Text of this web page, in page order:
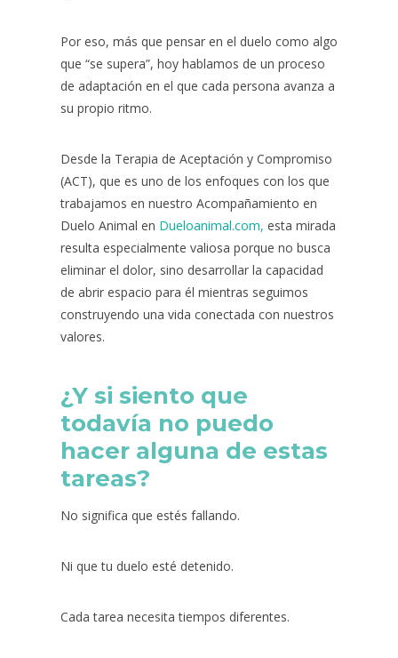
Por eso, más que pensar en el duelo como algo
que “se supera”, hoy hablamos de un proceso
de adaptación en el que cada persona avanza a
su propio ritmo.
Desde la Terapia de Aceptación y Compromiso
(ACT), que es uno de los enfoques con los que
trabajamos en nuestro Acompañamiento en
Duelo Animal en Dueloanimal.com, esta mirada
resulta especialmente valiosa porque no busca
eliminar el dolor, sino desarrollar la capacidad
de abrir espacio para él mientras seguimos
construyendo una vida conectada con nuestros
valores.
¿Y si siento que
todavía no puedo
hacer alguna de estas
tareas?
No significa que estés fallando.
Ni que tu duelo esté detenido.
Cada tarea necesita tiempos diferentes.